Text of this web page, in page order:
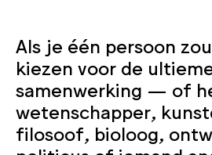
Als je één persoon
kiezen voor de
samenwerking — of
wetenschapper,
filosoof, bioloog,